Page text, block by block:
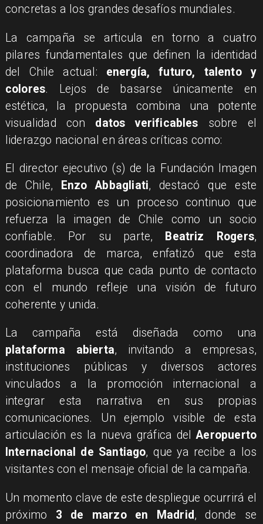
concretas a los grandes desafíos mundiales.
La campaña se articula en torno a cuatro
pilares fundamentales que definen la identidad
del Chile actual: energía, futuro, talento y
colores. Lejos de basarse únicamente en
estética, la propuesta combina una potente
visualidad con datos verificables sobre el
liderazgo nacional en áreas críticas como:
El director ejecutivo (s) de la Fundación Imagen
de Chile,
Enzo Abbagliati, destacó que este
posicionamiento es un proceso continuo que
refuerza la imagen de Chile como un socio
confiable. Por su parte,
Beatriz Rogers,
coordinadora de marca, enfatizó que esta
plataforma busca que cada punto de contacto
con el mundo refleje una visión de futuro
coherente y unida.
La campaña está diseñada como una
plataforma abierta, invitando a empresas,
instituciones públicas y diversos actores
vinculados a la promoción internacional a
integrar esta narrativa en sus propias
comunicaciones. Un ejemplo visible de esta
articulación es la nueva gráfica delAeropuerto
Internacional de Santiago, que ya recibe a los
visitantes con el mensaje oficial de la campaña.
Un momento clave de este despliegue ocurrirá el
próximo 3 de marzo en Madrid, donde se